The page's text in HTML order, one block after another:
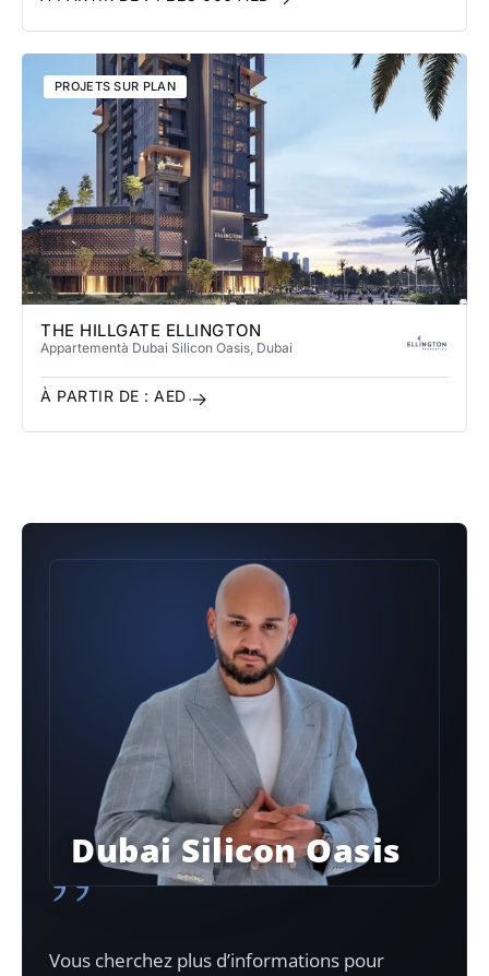
PROJETS SUR PLAN
THE HILLGATE ELLINGTON
Appartementà Dubai Silicon Oasis , Dubai
À PARTIR DE : AED
Dubai Silicon Oasis
”
Vous cherchez plus d’informations pour